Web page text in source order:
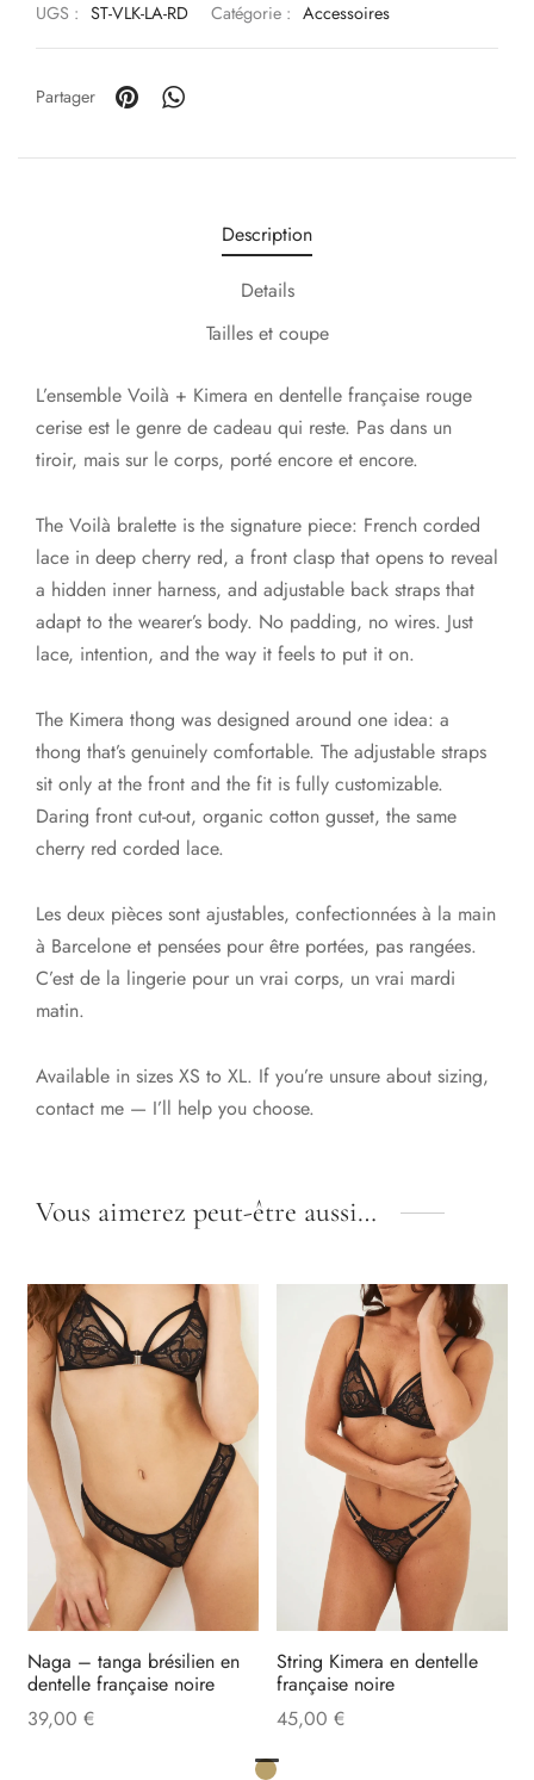
UGS : ST-VLK-LA-RD Catégorie : Accessoires
Partager
Description
Details
Tailles et coupe
L’ensemble Voilà + Kimera en dentelle française rouge
cerise est le genre de cadeau qui reste. Pas dans un
tiroir, mais sur le corps, porté encore et encore.
The Voilà bralette is the signature piece: French corded
lace in deep cherry red, a front clasp that opens to reveal
a hidden inner harness, and adjustable back straps that
adapt to the wearer’s body. No padding, no wires. Just
lace, intention, and the way it feels to put it on.
The Kimera thong was designed around one idea: a
thong that’s genuinely comfortable. The adjustable straps
sit only at the front and the fit is fully customizable.
Daring front cut-out, organic cotton gusset, the same
cherry red corded lace.
Les deux pièces sont ajustables, confectionnées à la main
à Barcelone et pensées pour être portées, pas rangées.
C’est de la lingerie pour un vrai corps, un vrai mardi
matin.
Available in sizes XS to XL. If you’re unsure about sizing,
contact me — I’ll help you choose.
Vous aimerez peut-être aussi…
Naga – tanga brésilien en
dentelle française noire
39,00 €
String Kimera en dentelle
française noire
45,00 €